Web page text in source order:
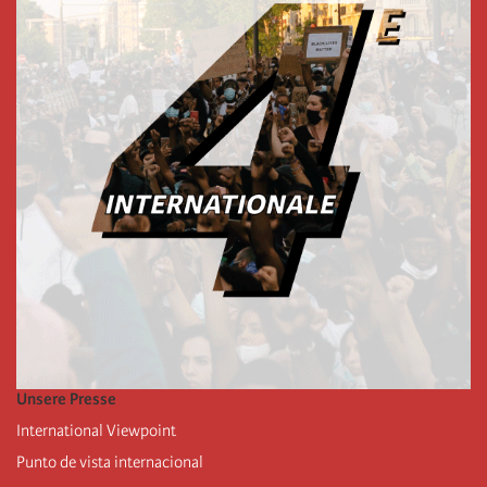
Unsere Presse
International Viewpoint
Punto de vista internacional